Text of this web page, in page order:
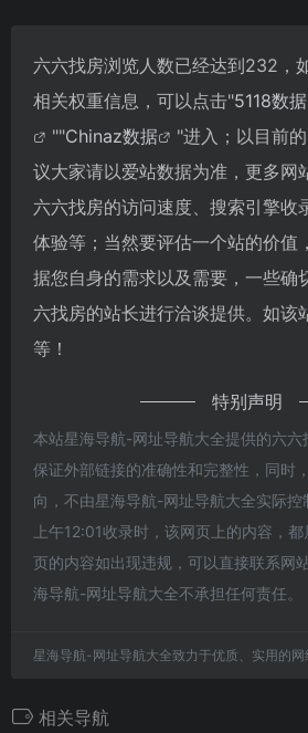
六六找房浏览人数已经达到232，
相关权重信息，可以点击"5118数据
""Chinaz数据
"进入；以目前
议大家请以爱站数据为准，更多网
六六找房的访问速度、搜索引擎收
体验等；当然要评估一个站的价值
据您自身的需求以及需要，一些确
六找房的站长进行洽谈提供。如该
等！
特别声明
本站星海导航-网址导航大全提供的六六
保证外部链接的准确性和完整性，同时
向，不由星海导航-网址导航大全实际
上午12:01收录时，该网页上的内容，
页的内容如出现违规，可以直接联系网
海导航-网址导航大全不承担任何责任。
星海导航-网址导航大全致力于优质、实用的网
相关导航